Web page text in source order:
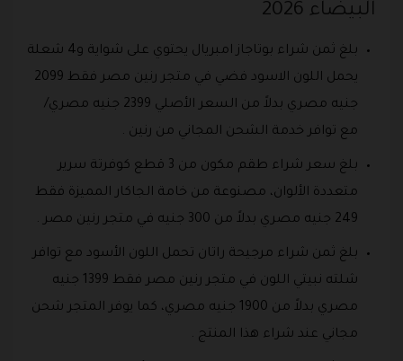
البيضاء 2026
بلغ ثمن شراء بوتاجاز امبريال يحتوي على شواية و4 شعلة
يحمل اللون الاسود فضي في متجر رنين مصر فقط 2099
جنيه مصري بدلاً من السعر الأصلي 2399 جنيه مصري/
مع توافر خدمة الشحن المجاني من رنين .
بلغ سعر شراء طقم مكون من 3 قطع كوفرتة سرير
متعددة الألوان، مصنوعة من خامة الجاكار المميزة فقط
249 جنيه مصري بدلاً من 300 جنيه في متجر رنين مصر .
بلغ ثمن شراء مرجيحة راتان تحمل اللون الأسود مع توافر
شلته نبيتي اللون في متجر رنين مصر فقط 1399 جنيه
مصري بدلاً من 1900 جنيه مصري، كما يوفر المتجر شحن
مجاني عند شراء هذا المنتج .